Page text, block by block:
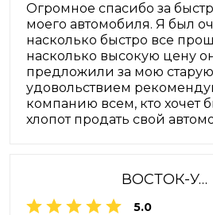
Огромное спасибо за
моего автомобиля. Я был
насколько быстро все
насколько высокую цену
предложили за мою
удовольствием
компанию всем, кто хочет
хлопот продать свой
ВОСТОК-УАЗ
5.0